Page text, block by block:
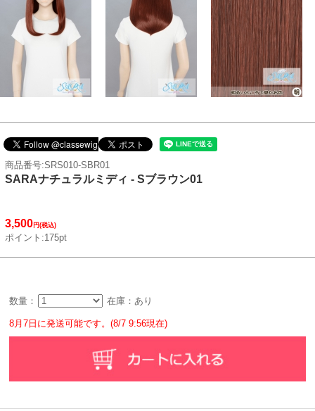
商品番号:SRS010-SBR01
SARAナチュラルミディ - Sブラウン01
3,500円(税込)
ポイント:175pt
数量： 在庫：あり
8月7日に発送可能です。(8/7 9:56現在)